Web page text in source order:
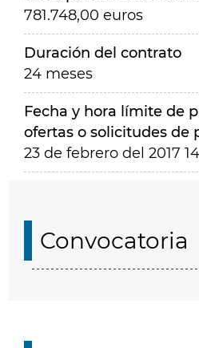
781.748,00 euros
Duración del contrato
24 meses
Fecha y hora límite de
ofertas o solicitudes de
23 de febrero del 2017
Convocatoria